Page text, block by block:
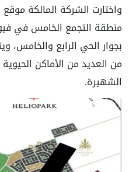
واختارت الشركة المالكة
منطقة التجمع الخامس في
بجوار الحي الرابع والخامس،
من العديد من الأماكن الحيوية
الشهيرة.